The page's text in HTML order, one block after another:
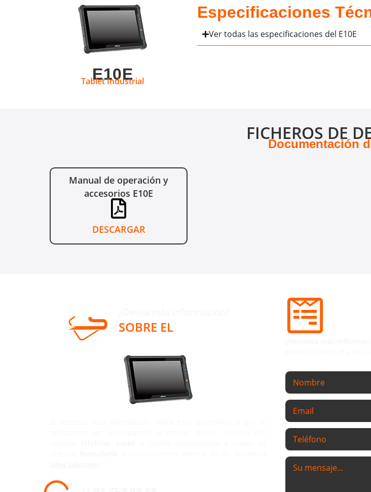
E10E
Tablet Industrial
Especificaciones
Ver todas las especificaciones del E10E
FICHEROS DE
Documentación
Manual de operación y
accesorios E10E
DESCARGAR
SOBRE EL